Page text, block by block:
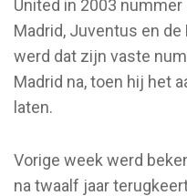
United in 2003
Madrid, Juventus en
werd dat zijn vaste
Madrid na, toen hij het
laten.
Vorige week werd
na twaalf jaar